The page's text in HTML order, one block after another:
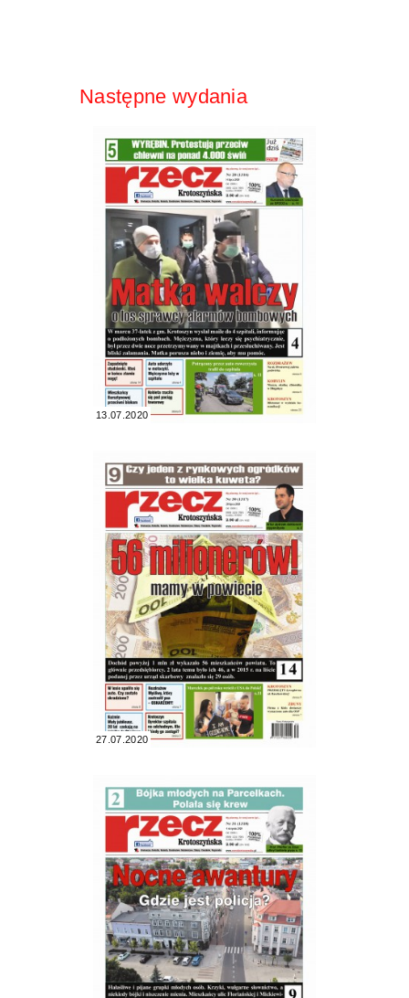
Następne wydania
13.07.2020
27.07.2020